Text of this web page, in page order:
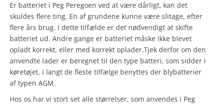
Er batteriet i Peg Peregoen ved at være dårligt, kan det
skuldes flere ting. En af grundene kunne være slitage, efter
flere års brug. I dette tilfælde er det nødvendigt at skifte
batteriet ud. Andre gange er batteriet måske ikke blevet
opladt korrekt, eller med korrekt oplader.Tjek derfor om den
anvendte lader er beregnet til den type batteri, som sidder i
køretøjet. i langt de fleste tilfælge benyttes der blybatterier
af typen AGM.
Hos os har vi stort set alle størrelser, som anvendes i Peg